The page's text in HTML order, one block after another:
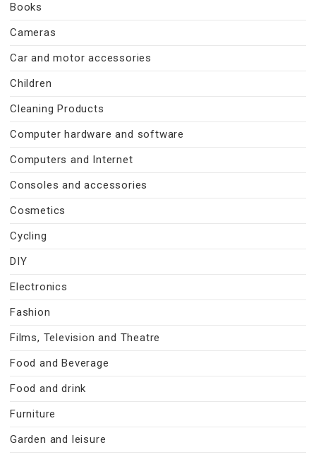
Books
Cameras
Car and motor accessories
Children
Cleaning Products
Computer hardware and software
Computers and Internet
Consoles and accessories
Cosmetics
Cycling
DIY
Electronics
Fashion
Films, Television and Theatre
Food and Beverage
Food and drink
Furniture
Garden and leisure